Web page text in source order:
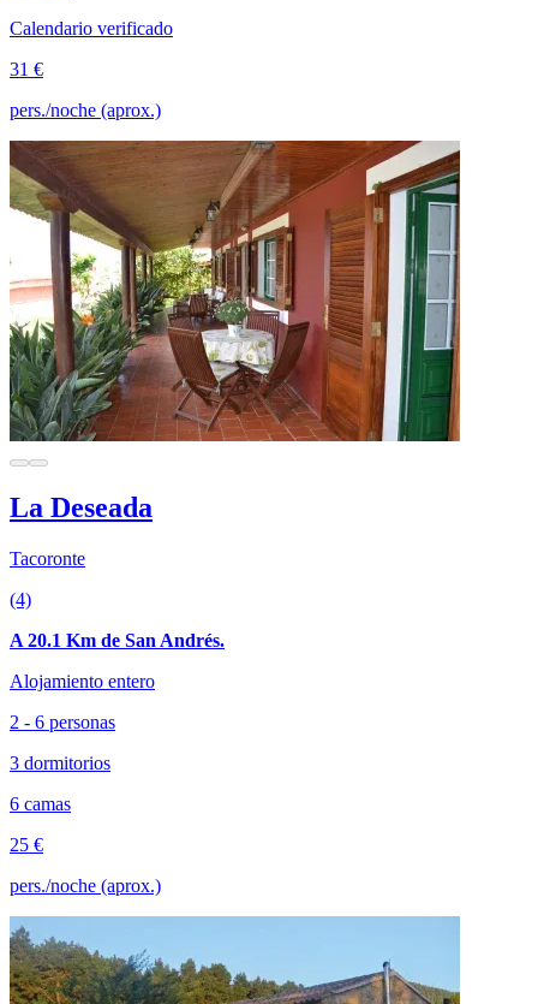
Calendario verificado
31 €
pers./noche (aprox.)
La Deseada
Tacoronte
(4)
A 20.1 Km de San Andrés.
Alojamiento entero
2 - 6 personas
3 dormitorios
6 camas
25 €
pers./noche (aprox.)